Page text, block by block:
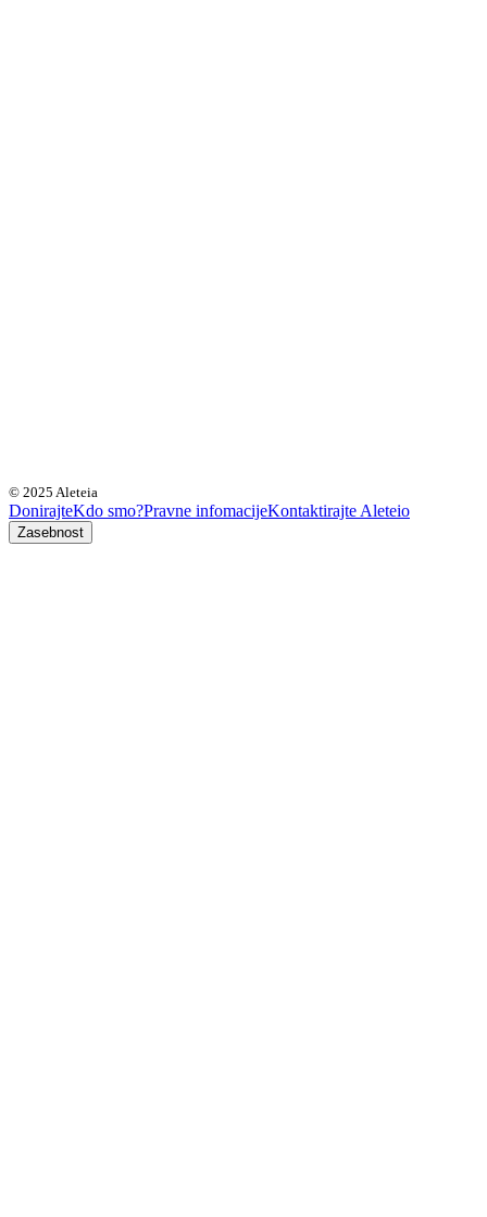
© 2025 Aleteia
DonirajteKdo smo?Pravne infomacijeKontaktirajte Aleteio
Zasebnost